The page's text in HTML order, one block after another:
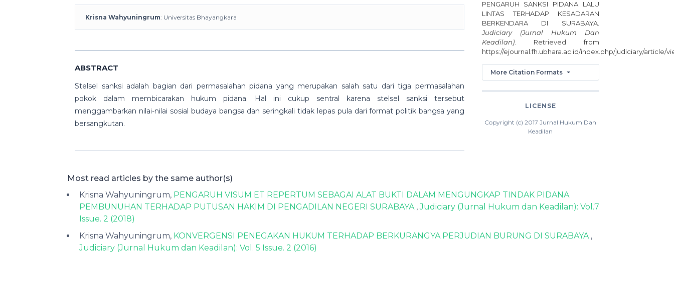
Krisna Wahyuningrum: Universitas Bhayangkara
ABSTRACT
Stelsel sanksi adalah bagian dari permasalahan pidana yang merupakan salah satu dari tiga permasalahan
pokok dalam membicarakan hukum pidana. Hal ini cukup sentral karena stelsel sanksi tersebut
menggambarkan nilai-nilai sosial budaya bangsa dan seringkali tidak lepas pula dari format politik bangsa yang
bersangkutan.
PENGARUH SANKSI PIDANA LALU
LINTAS TERHADAP KESADARAN
BERKENDARA DI SURABAYA.
Judiciary (Jurnal Hukum Dan
Keadilan). Retrieved from
https://ejournal.fh.ubhara.ac.id/index.php/judiciary/article/
More Citation Formats
LICENSE
Copyright (c) 2017 Jurnal Hukum Dan
Keadilan
Most read articles by the same author(s)
Krisna Wahyuningrum, PENGARUH VISUM ET REPERTUM SEBAGAI ALAT BUKTI DALAM MENGUNGKAP TINDAK PIDANA
PEMBUNUHAN TERHADAP PUTUSAN HAKIM DI PENGADILAN NEGERI SURABAYA ,Judiciary (Jurnal Hukum dan Keadilan): Vol.7
Issue. 2 (2018)
Krisna Wahyuningrum, KONVERGENSI PENEGAKAN HUKUM TERHADAP BERKURANGYA PERJUDIAN BURUNG DI SURABAYA ,
Judiciary (Jurnal Hukum dan Keadilan): Vol. 5 Issue. 2 (2016)